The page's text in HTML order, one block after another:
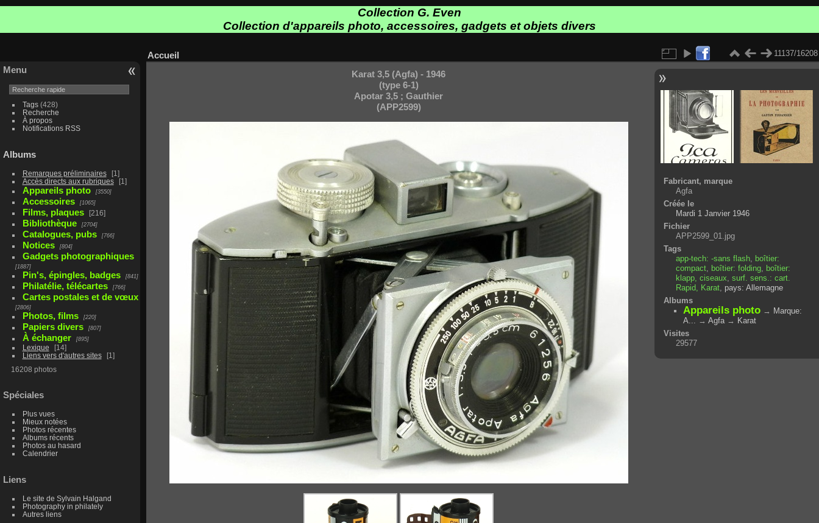
Collection G. Even
Collection d'appareils photo, accessoires, gadgets et objets divers
Menu
Tags(428)
Recherche
À propos
Notifications RSS
Albums
Remarques préliminaires
1
Accès directs aux rubriques
1
Appareils photo 3550
Accessoires 1065
Films, plaques 216
Bibliothèque 2704
Catalogues, pubs 766
Notices 804
Gadgets photographiques
1887
Pin's, épingles, badges 841
Philatélie, télécartes 766
Cartes postales et de vœux
2806
Photos, films 220
Papiers divers 807
À échanger 895
Lexique
14
Liens vers d'autres sites
1
16208 photos
Spéciales
Plus vues
Mieux notées
Photos récentes
Albums récents
Photos au hasard
Calendrier
Liens
Le site de Sylvain Halgand
Photography in philately
Autres liens
Accueil 11137/16208
Karat 3,5 (Agfa) - 1946
(type 6-1)
Apotar 3,5 ; Gauthier
(APP2599)
Fabricant, marque
Agfa
Créée le
Mardi 1 Janvier 1946
Fichier
APP2599_01.jpg
Tags
app-tech: -sans flash,
boîtier:
compact, boîtier: folding,
boîtier:
klapp, ciseaux surf. sens.: cart.
Rapid, Karat, pays: Allemagne
Albums
Appareils photo → Marque:
A...
→Agfa → Karat
Visites
29577